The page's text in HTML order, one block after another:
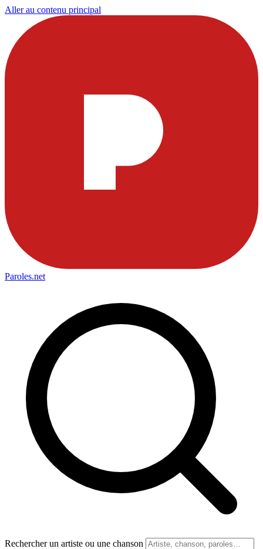
Aller au contenu principal
Paroles.net
Rechercher un artiste ou une chanson